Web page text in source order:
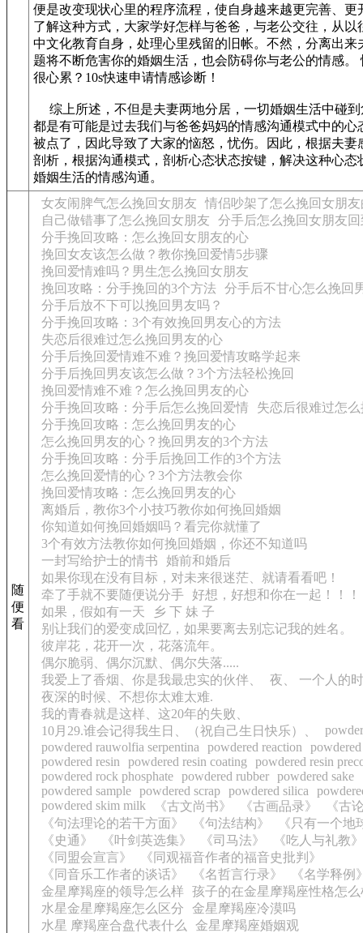
便是改变现状心里的程序流程，使自身越来越更完善、更
了解这种方式，大家学好怎样与爸爸，与老公交往，从以
中文化教育自身，处理心里残留的旧帐。不然，分离出来
题将不断危害你的婚姻生活，也会防碍你与老公的情感。
很心累？10s快速申请情感诊断！
综上所述，不但是夫妻两地分居，一切婚姻生活中碰到
都是有可能是过去我们与爸爸妈妈的情感沟通模式中的心
被点了，因此导致了大家的恼怒，忧伤。因此，根据夫妻
剖析，根据沟通模式，剖析心态状态按键，解决这种心态
婚姻生活的情感沟通。
随
便
看
女友闹脾气怎么挽回女朋友
情侣吵架了怎么挽回女朋
自己做错事了怎么挽回女朋友
分手后怎么挽回女朋友
分手挽回攻略：怎么挽回女朋友的心
挽回女友该怎么做？教你挽回爱情5步骤
挽回爱情难吗？男生怎么挽回女朋友
挽回攻略：分手挽回的3个方法 分手后不甘心怎么挽回
分手后放不下可以挽回男友吗？
分手挽回攻略：3个有效挽回男友心的方法
失恋后很难过怎么挽回男友的心
分手后挽回爱情难不难？挽回爱情攻略学起来
分手后挽回男友该怎么做？3个方法轻松挽回
挽回爱情难不难？怎么挽回男友的心
分手挽回攻略：分手后怎么挽回爱情
失恋后很难过怎
分手挽回攻略：怎么挽回男友的心
怎么挽回男友的心？挽回男友的3个方法
分手挽回攻略：分手后挽回工作的3个方法
怎么挽回爱情的心？3个方法教会你
挽回爱情攻略：怎么挽回男友的心
离婚后，教你3个小技巧教你如何挽回婚姻
你知道如何挽回婚姻吗？看完你就懂了
3个有效方法教你如何挽回婚姻，你还不知道吗
一封写给护士的情书
婚前和婚后
如果你现在没有目标，对未来很迷茫、就请看看吧！
牵了手就不要随便说分手 好想，好想和你在一起！！！
如果，假如有一天
乡 下 妹 子
别让我们的爱变成回忆，如果要离去别忘记我的姓名。
彼岸花，花开一次，花落流年。
偶尔脆弱、偶尔沉默、偶尔失落.....
我爱上了香烟、你是我最忠实的伙伴、
夜、 一个人的
夜深的时候、不想你太难太难.
我的青春就是这样、这20年的失败、
10月29.谁会记得我生日、（祝自己生日快乐）、
powdered rauwolfia serpentina
powdered reaction
powdered resin
powdered resin coating
powdered resin
powdered rock phosphate powdered rubber powdered sake
powdered sample powdered scrap powdered silica
powdered skim milk
《古文尚书》 《古画品录》
《古
《句法理论的若干方面》
《句法结构》
《只有一个地
《史通》
《叶剑英选集》 《司马法》
《吃人与礼教》
《同盟会宣言》
《同观福音作者的福音史批判》
《同音乐工作者的谈话》
《名哲言行录》
《名学释例
金星摩羯座的领导怎么样 孩子的在金星摩羯座性格怎么
水星金星摩羯座怎么区分
金星摩羯座冷漠吗
水星 摩羯座合盘代表什么
金星摩羯座婚姻观